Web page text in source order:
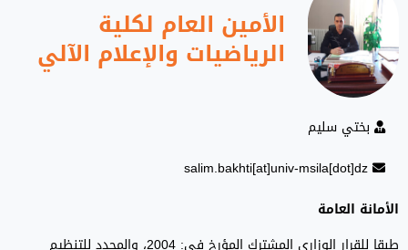
الأمين العام لكلية
الرياضيات والإعلام الآلي
بختي سليم
salim.bakhti[at]univ-msila[dot]dz
الأمانة العامة
طبقا للقرار الوزاري المشترك المؤرخ في: 2004، والمحدد للتنظيم